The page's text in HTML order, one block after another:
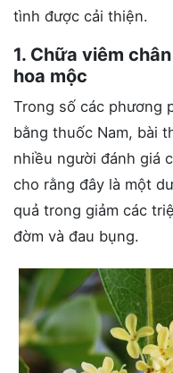
tình được cải thiện.
1. Chữa viêm
hoa mộc
Trong số các phương
bằng thuốc Nam, bài
nhiều người đánh giá
cho rằng đây là một
quả trong giảm các
đờm và đau bụng.